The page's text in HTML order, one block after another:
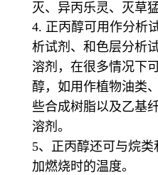
灭、异丙乐灵、灭草
4. 正丙醇可用作分析
析试剂、和色层分析
溶剂，在很多情况下
醇，如用作植物油类
些合成树脂以及乙基
溶剂。
5、正丙醇还可与烷
加燃烧时的温度。